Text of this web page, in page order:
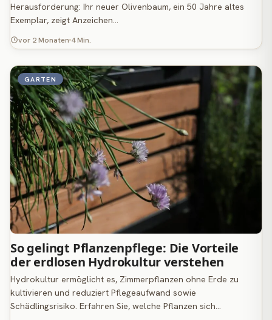
Herausforderung: Ihr neuer Olivenbaum, ein 50 Jahre altes
Exemplar, zeigt Anzeichen…
vor 2 Monaten 4 Min.
GARTEN
So gelingt Pflanzenpflege: Die Vorteile
der erdlosen Hydrokultur verstehen
Hydrokultur ermöglicht es, Zimmerpflanzen ohne Erde zu
kultivieren und reduziert Pflegeaufwand sowie
Schädlingsrisiko. Erfahren Sie, welche Pflanzen sich…